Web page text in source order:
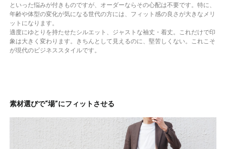
といった悩みが付きものですが、オーダーならその心配は不要です。特に、
年齢や体型の変化が気になる世代の方には、フィット感の良さが大きなメリ
ットになります。
適度にゆとりを持たせたシルエット、ジャストな袖丈・着丈。これだけで印
象は大きく変わります。きちんとして見えるのに、堅苦しくない。これこそ
が現代のビジネススタイルです。
素材選びで“場”にフィットさせる